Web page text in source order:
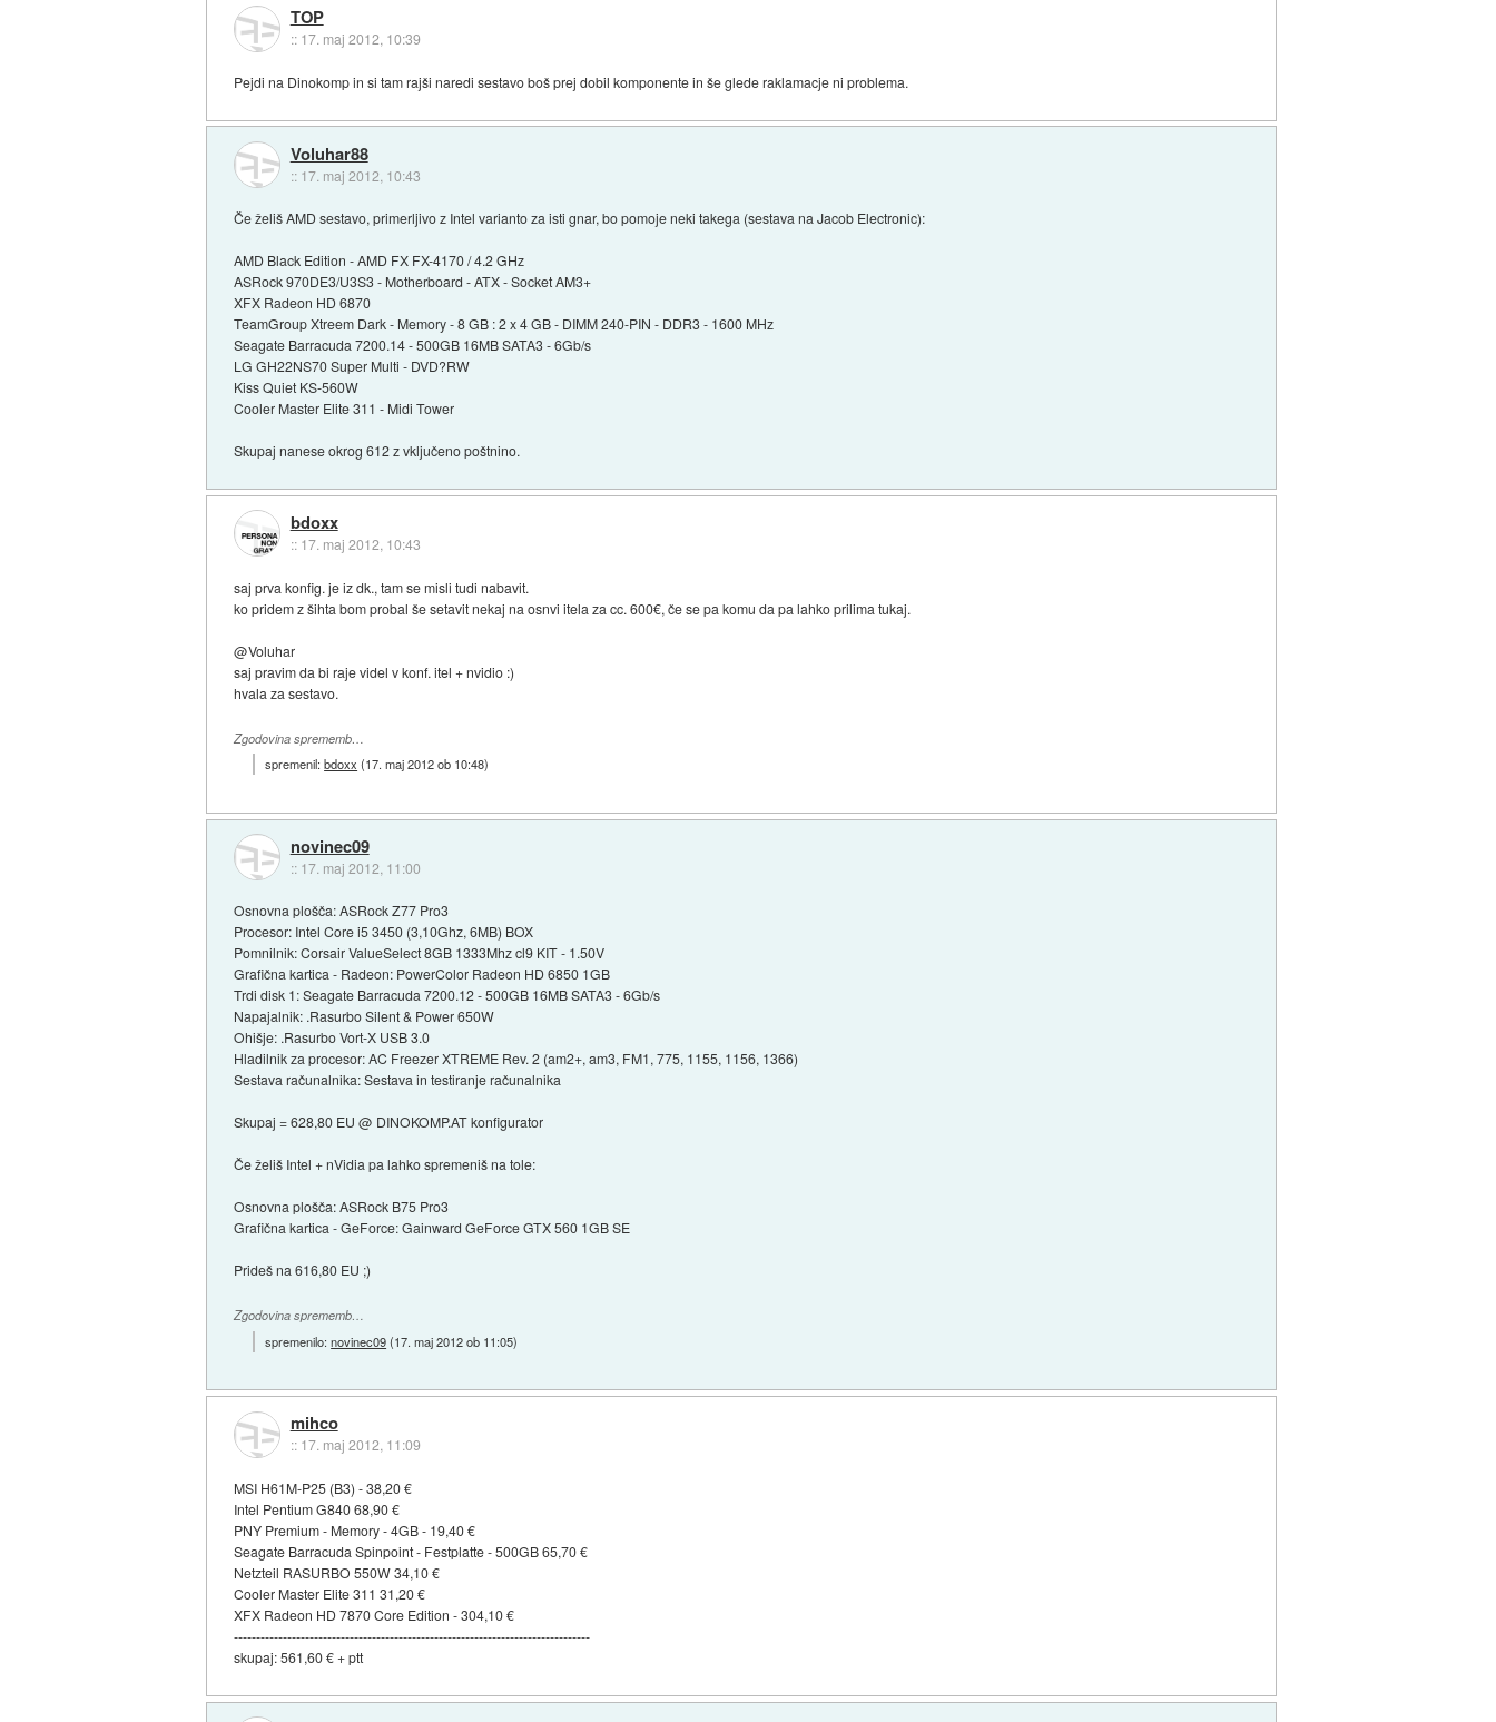
TOP
:: 17. maj 2012, 10:39
Pejdi na Dinokomp in si tam rajši naredi sestavo boš prej dobil komponente in še glede raklamacje ni problema.
Voluhar88
:: 17. maj 2012, 10:43
Če želiš AMD sestavo, primerljivo z Intel varianto za isti gnar, bo pomoje neki takega (sestava na Jacob Electronic):
AMD Black Edition - AMD FX FX-4170 / 4.2 GHz
ASRock 970DE3/U3S3 - Motherboard - ATX - Socket AM3+
XFX Radeon HD 6870
TeamGroup Xtreem Dark - Memory - 8 GB : 2 x 4 GB - DIMM 240-PIN - DDR3 - 1600 MHz
Seagate Barracuda 7200.14 - 500GB 16MB SATA3 - 6Gb/s
LG GH22NS70 Super Multi - DVD?RW
Kiss Quiet KS-560W
Cooler Master Elite 311 - Midi Tower
Skupaj nanese okrog 612 z vključeno poštnino.
bdoxx
:: 17. maj 2012, 10:43
saj prva konfig. je iz dk., tam se misli tudi nabavit.
ko pridem z šihta bom probal še setavit nekaj na osnvi itela za cc. 600€, če se pa komu da pa lahko prilima tukaj.
@Voluhar
saj pravim da bi raje videl v konf. itel + nvidio :)
hvala za sestavo.
Zgodovina sprememb…
spremenil:bdoxx (17. maj 2012 ob 10:48)
novinec09
:: 17. maj 2012, 11:00
Osnovna plošča: ASRock Z77 Pro3
Procesor: Intel Core i5 3450 (3,10Ghz, 6MB) BOX
Pomnilnik: Corsair ValueSelect 8GB 1333Mhz cl9 KIT - 1.50V
Grafična kartica - Radeon: PowerColor Radeon HD 6850 1GB
Trdi disk 1: Seagate Barracuda 7200.12 - 500GB 16MB SATA3 - 6Gb/s
Napajalnik: .Rasurbo Silent & Power 650W
Ohišje: .Rasurbo Vort-X USB 3.0
Hladilnik za procesor: AC Freezer XTREME Rev. 2 (am2+, am3, FM1, 775, 1155, 1156, 1366)
Sestava računalnika: Sestava in testiranje računalnika
Skupaj = 628,80 EU @ DINOKOMP.AT konfigurator
Če želiš Intel + nVidia pa lahko spremeniš na tole:
Osnovna plošča: ASRock B75 Pro3
Grafična kartica - GeForce: Gainward GeForce GTX 560 1GB SE
Prideš na 616,80 EU ;)
Zgodovina sprememb…
spremenilo:novinec09(17. maj 2012 ob 11:05)
mihco
:: 17. maj 2012, 11:09
MSI H61M-P25 (B3) - 38,20 €
Intel Pentium G840 68,90 €
PNY Premium - Memory - 4GB - 19,40 €
Seagate Barracuda Spinpoint - Festplatte - 500GB 65,70 €
Netzteil RASURBO 550W 34,10 €
Cooler Master Elite 311 31,20 €
XFX Radeon HD 7870 Core Edition - 304,10 €
--------------------------------------------------------------------------------
skupaj: 561,60 € + ptt